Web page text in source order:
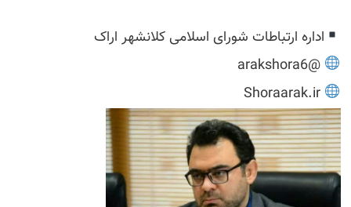
اداره ارتباطات شورای اسلامی کلانشهر اراک
@arakshora6
Shoraarak.ir